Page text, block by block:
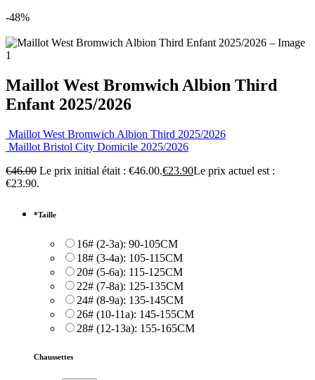
-48%
Maillot West Bromwich Albion Third
Enfant 2025/2026
Maillot West Bromwich Albion Third 2025/2026
Maillot Bristol City Domicile 2025/2026
€46.00 Le prix initial était : €46.00.€23.90Le prix actuel est :
€23.90.
*Taille
16# (2-3a): 90-105CM
18# (3-4a): 105-115CM
20# (5-6a): 115-125CM
22# (7-8a): 125-135CM
24# (8-9a): 135-145CM
26# (10-11a): 145-155CM
28# (12-13a): 155-165CM
Chaussettes